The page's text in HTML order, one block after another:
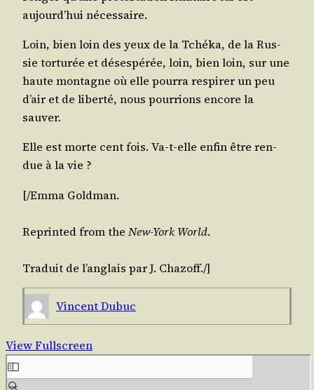
aujourd’hui nécessaire.
Loin, bien loin des yeux de la Tché­ka, de la Rus­
sie tor­tu­rée et déses­pé­rée, loin, bien loin, sur une
haute mon­tagne où elle pour­ra res­pi­rer un peu
d’air et de liber­té, nous pour­rions encore la
sauver.
Elle est morte cent fois. Va-t-elle enfin être ren­
due à la vie ?
[/​Emma Gold­man.
Reprin­ted from the New-York World.
Tra­duit de l’anglais par J. Cha­zoff./​]
Vincent Dubuc
View Fullscreen